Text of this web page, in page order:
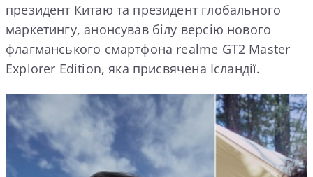
президент Китаю та президент глобального
маркетингу, анонсував білу версію нового
флагманського смартфона realme GT2 Master
Explorer Edition, яка присвячена Ісландії.